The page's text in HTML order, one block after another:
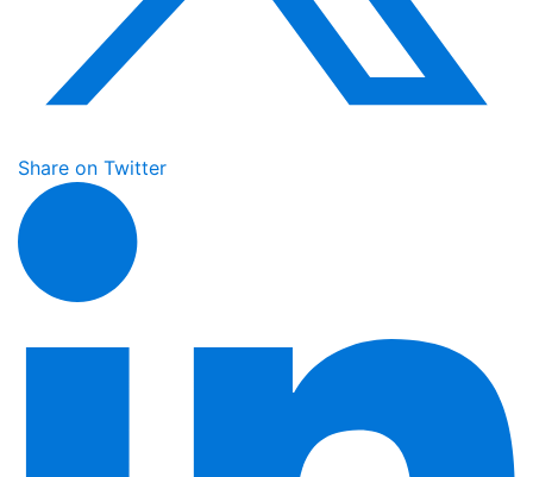
Share on Twitter